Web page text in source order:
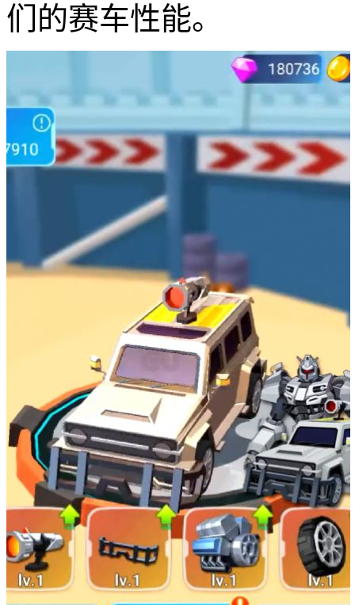
们的赛车性能。